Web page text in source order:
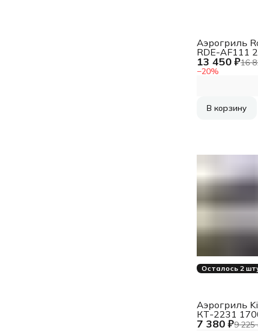
13 450 ₽16
−20%
Аэрогриль
RDE-AF111
черный/
серебристый
В корзину
Осталось 2
7 380 ₽9 225
Аэрогриль
КТ-2231
серебристый